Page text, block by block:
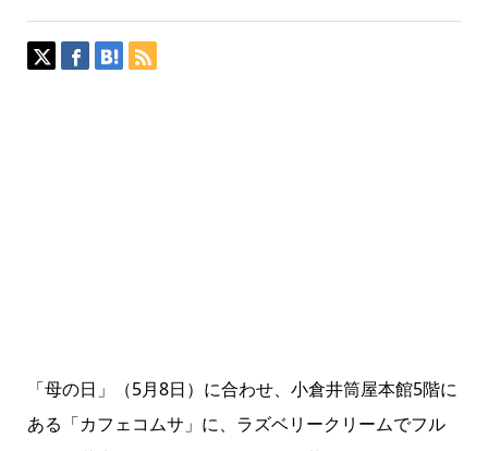
「母の日」（5月8日）に合わせ、小倉井筒屋本館5階に
ある「カフェコムサ」に、ラズベリークリームでフル